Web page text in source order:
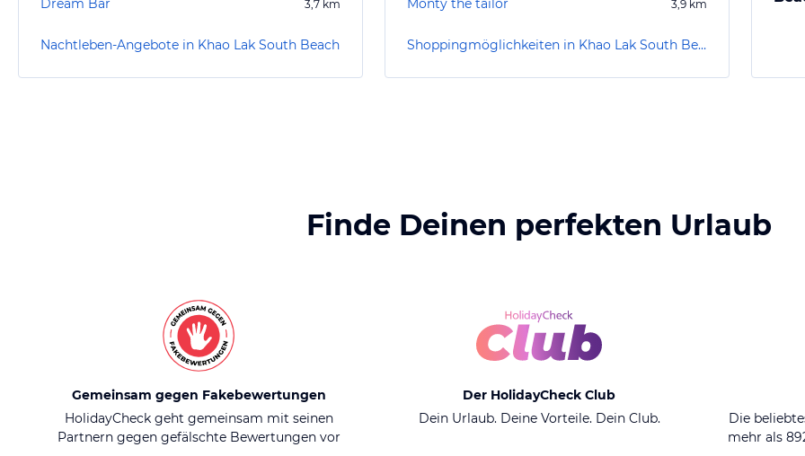
Dream Bar 3,7 km
Nachtleben-Angebote in Khao Lak South Beach
Monty the tailor 3,9 km
Shoppingmöglichkeiten in Khao Lak South Beach
Finde Deinen perfekten Urlaub
Gemeinsam gegen Fakebewertungen
HolidayCheck geht gemeinsam mit seinen
Partnern gegen gefälschte Bewertungen vor
Der HolidayCheck Club
Dein Urlaub. Deine Vorteile. Dein Club.
Die
mehr als